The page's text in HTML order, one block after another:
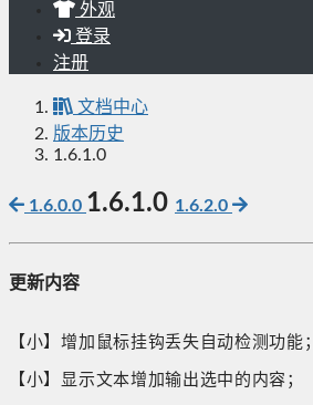
外观
登录
注册
文档中心
版本历史
1.6.1.0
1.6.0.0 1.6.1.0 1.6.2.0
更新内容
【小】增加鼠标挂钩丢失自动检测功能；
【小】显示文本增加输出选中的内容；